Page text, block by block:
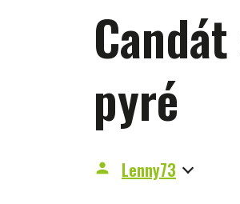
pyré
person Lenny73